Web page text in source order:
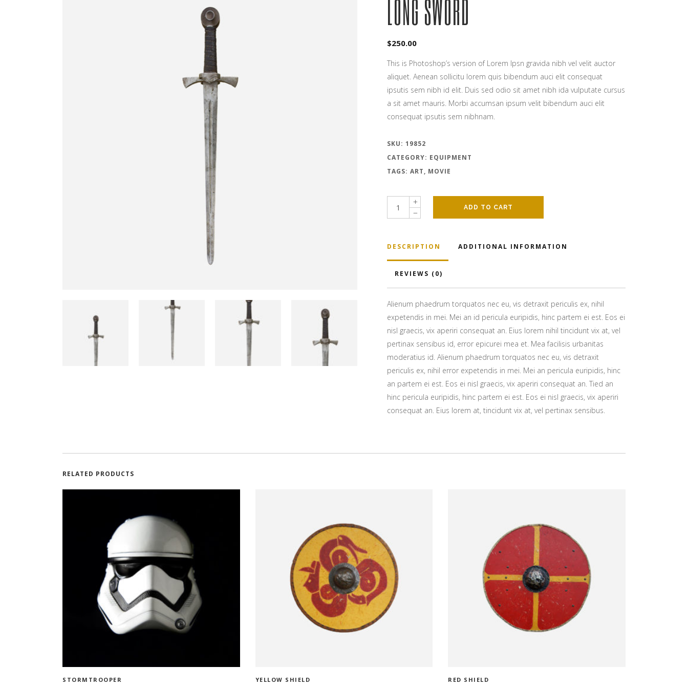
LONG SWORD
$250.00
This is Photoshop’s version of Lorem Ipsn gravida nibh vel velit auctor
aliquet. Aenean sollicitu lorem quis bibendum auci elit consequat
ipsutis sem nibh id elit. Duis sed odio sit amet nibh ida vulputate cursus
a sit amet mauris. Morbi accumsan ipsum velit bibendum auci elit
consequat ipsutis sem nibhnam.
SKU: 19852
CATEGORY: EQUIPMENT
TAGS: ART, MOVIE
ADD TO CART
DESCRIPTION ADDITIONAL INFORMATION
REVIEWS (0)
Alienum phaedrum torquatos nec eu, vis detraxit periculis ex, nihil
expetendis in mei. Mei an id pericula euripidis, hinc partem ei est. Eos ei
nisl graecis, vix aperiri consequat an. Eius lorem nihil tincidunt vix at, vel
pertinax sensibus id, error epicurei mea et. Mea facilisis urbanitas
moderatius id. Alienum phaedrum torquatos nec eu, vis detraxit
periculis ex, nihil error expetendis in mei. Mei an pericula euripidis, hinc
an partem ei est. Eos ei nisl graecis, vix aperiri consequat an. Tied an
hinc pericula euripidis, hinc partem ei est. Eos ei nisl graecis, vix aperiri
consequat an. Eius lorem at, tincidunt vix at, vel pertinax sensibus.
RELATED PRODUCTS
ADD TO CART
STORMTROOPER
ADD TO CART
YELLOW SHIELD
ADD TO CART
RED SHIELD